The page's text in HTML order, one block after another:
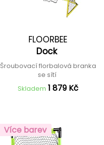
FLOORBEE
Dock
Šroubovací florbalová branka
se sítí
Skladem 1 879 Kč
Více barev